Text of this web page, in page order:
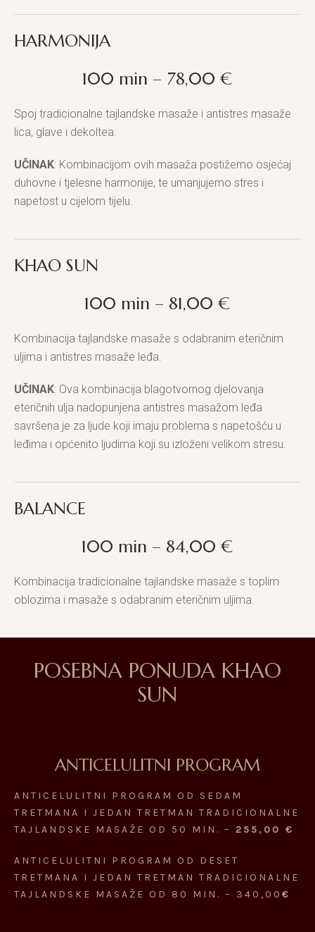
HARMONIJA
100 min – 78,00 €
Spoj tradicionalne tajlandske masaže i antistres masaže
lica, glave i dekoltea.
UČINAK: Kombinacijom ovih masaža postižemo osjećaj
duhovne i tjelesne harmonije, te umanjujemo stres i
napetost u cijelom tijelu.
KHAO SUN
100 min – 81,00 €
Kombinacija tajlandske masaže s odabranim eteričnim
uljima i antistres masaže leđa.
UČINAK: Ova kombinacija blagotvornog djelovanja
eteričnih ulja nadopunjena antistres masažom leđa
savršena je za ljude koji imaju problema s napetošću u
leđima i općenito ljudima koji su izloženi velikom stresu.
BALANCE
100 min – 84,00 €
Kombinacija tradicionalne tajlandske masaže s toplim
oblozima i masaže s odabranim eteričnim uljima.
POSEBNA PONUDA KHAO
SUN
ANTICELULITNI PROGRAM
ANTICELULITNI PROGRAM OD SEDAM
TRETMANA I JEDAN TRETMAN TRADICIONALNE
TAJLANDSKE MASAŽE OD 50 MIN. – 255,00 €
ANTICELULITNI PROGRAM OD DESET
TRETMANA I JEDAN TRETMAN TRADICIONALNE
TAJLANDSKE MASAŽE OD 80 MIN. – 340,00 €